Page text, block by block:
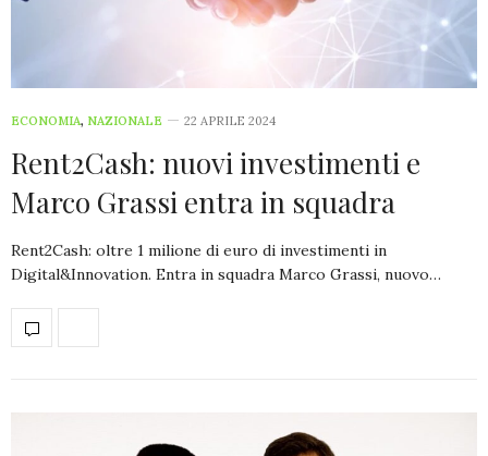
ECONOMIA, NAZIONALE 22 APRILE 2024
Rent2Cash: nuovi investimenti e
Marco Grassi entra in squadra
Rent2Cash: oltre 1 milione di euro di investimenti in
Digital&Innovation. Entra in squadra Marco Grassi, nuovo…